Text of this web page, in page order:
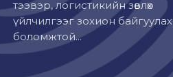
тээвэр, логистикийн зөвлөх
үйлчилгээг зохион байгуулах
боломжтой...